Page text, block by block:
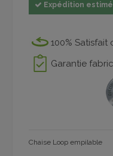
Expédition
100%
Garantie
Chaise Loop empilable